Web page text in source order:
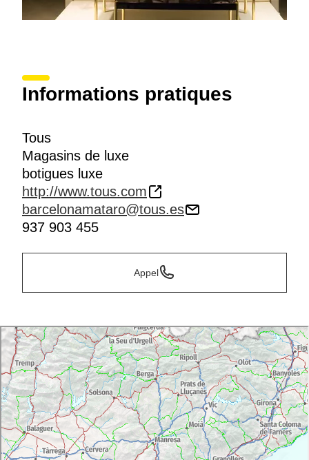
Informations pratiques
Tous
Magasins de luxe
botigues luxe
http://www.tous.com
barcelonamataro@tous.es
937 903 455
Appel